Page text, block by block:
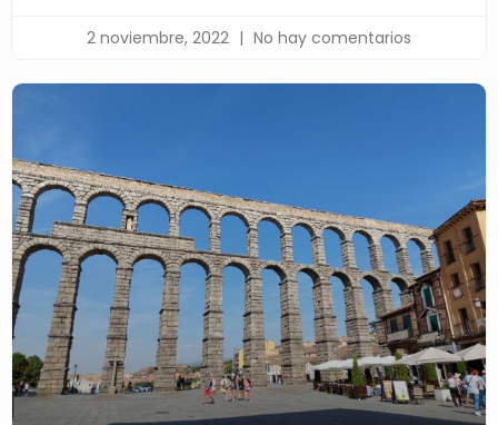
2 noviembre, 2022 No hay comentarios